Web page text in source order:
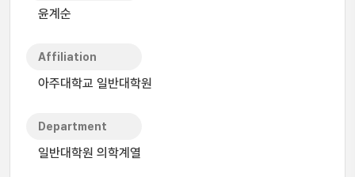
윤계순
Affiliation
아주대학교 일반대학원
Department
일반대학원 의학계열